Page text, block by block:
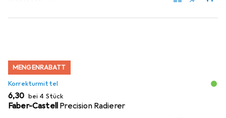
MENGENRABATT
Korrekturmittel
EUR
6,30 bei 4 Stück
Faber-Castell Precision Radierer